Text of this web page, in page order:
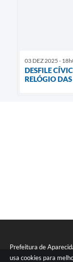
Prefeitura de
usa cookies para
03 DEZ 2025 -
DESFILE
RELÓGIO